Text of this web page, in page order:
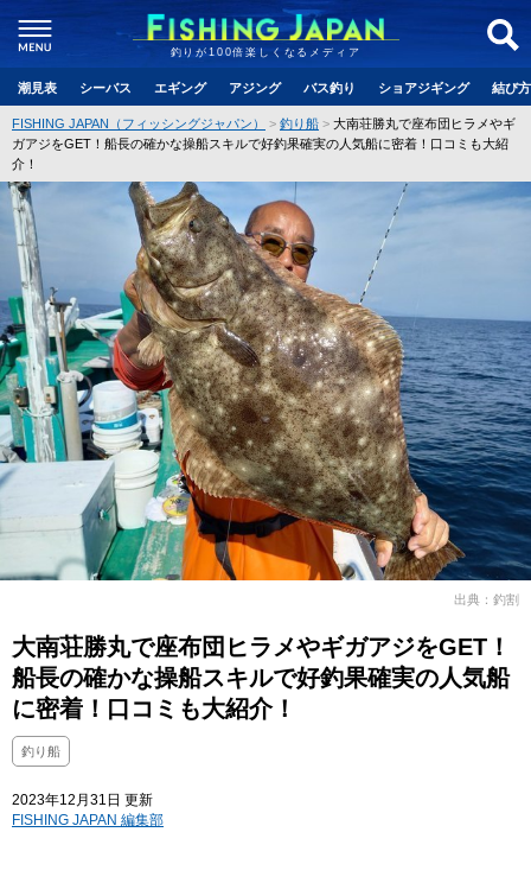
釣りが100倍楽しくなるメディア
潮見表 シーバス エギング アジング バス釣り ショアジギング 結び
FISHING JAPAN（フィッシングジャパン） 釣り船
大南荘勝丸で座布団ヒラメやギ
ガアジをGET！船長の確かな操船スキルで好釣果確実の人気船に密着！口コミも大紹
介！
出典：釣割
大南荘勝丸で座布団ヒラメやギガアジをGET！
船長の確かな操船スキルで好釣果確実の人気船
に密着！口コミも大紹介！
釣り船
2023年12月31日 更新
FISHING JAPAN 編集部